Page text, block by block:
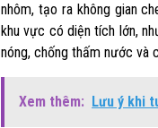
nhôm, tạo ra không gian
khu vực có diện tích lớn,
nóng, chống thấm nước và
Xem thêm: Lưu ý khi